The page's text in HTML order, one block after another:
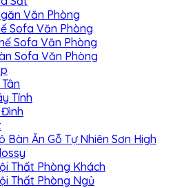
Văn Phòng
Sofa Văn Phòng
Sofa Văn Phòng
Sofa Văn Phòng
Tính
Bàn Ăn Gỗ Tự Nhiên Sơn High
Thất Phòng Khách
Thất Phòng Ngủ